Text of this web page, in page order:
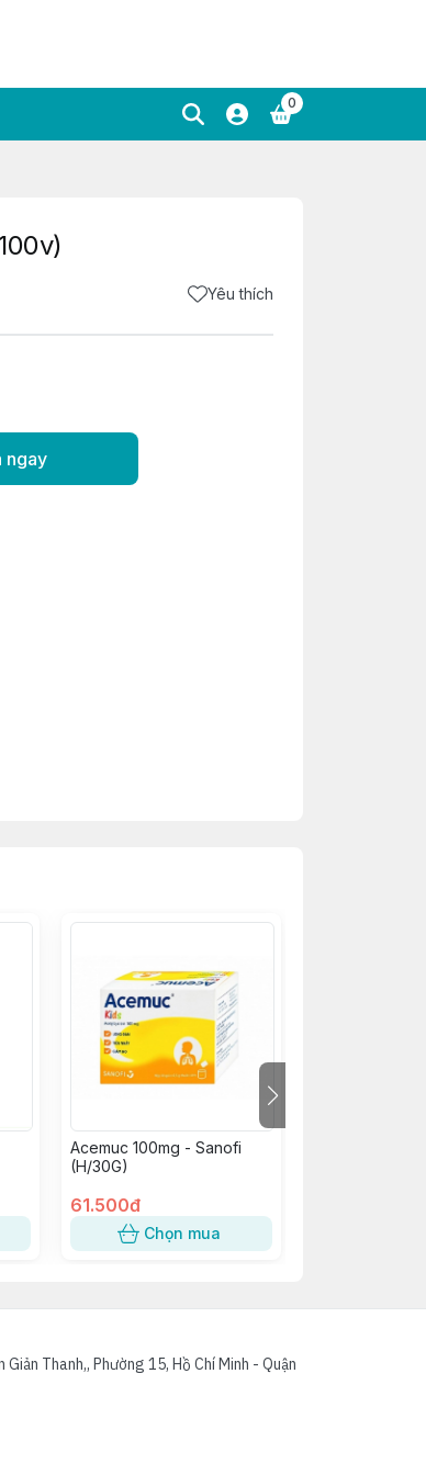
0
Yêu thích
ngay
Acemuc 100mg - Sanofi
(H/30G)
61.500đ
Chọn mua
Thanh,, Phường 15, Hồ Chí Minh - Quận